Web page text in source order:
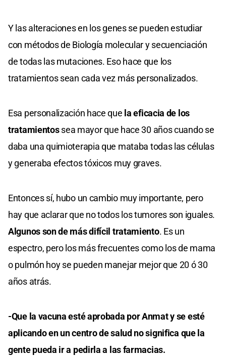
Y las alteraciones en los genes se pueden estudiar
con métodos de Biología molecular y secuenciación
de todas las mutaciones. Eso hace que los
tratamientos sean cada vez más personalizados.
Esa personalización hace que la eficacia de los
tratamientossea mayor que hace 30 años cuando se
daba una quimioterapia que mataba todas las células
y generaba efectos tóxicos muy graves.
Entonces sí, hubo un cambio muy importante, pero
hay que aclarar que no todos los tumores son iguales.
Algunos son de más difícil tratamiento. Es un
espectro, pero los más frecuentes como los de mama
o pulmón hoy se pueden manejar mejor que 20 ó 30
años atrás.
-Que la vacuna esté aprobada por Anmat y se esté
aplicando en un centro de salud no significa que la
gente pueda ir a pedirla a las farmacias.